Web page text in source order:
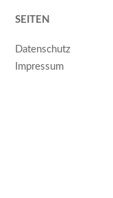
SEITEN
Datenschutz
Impressum